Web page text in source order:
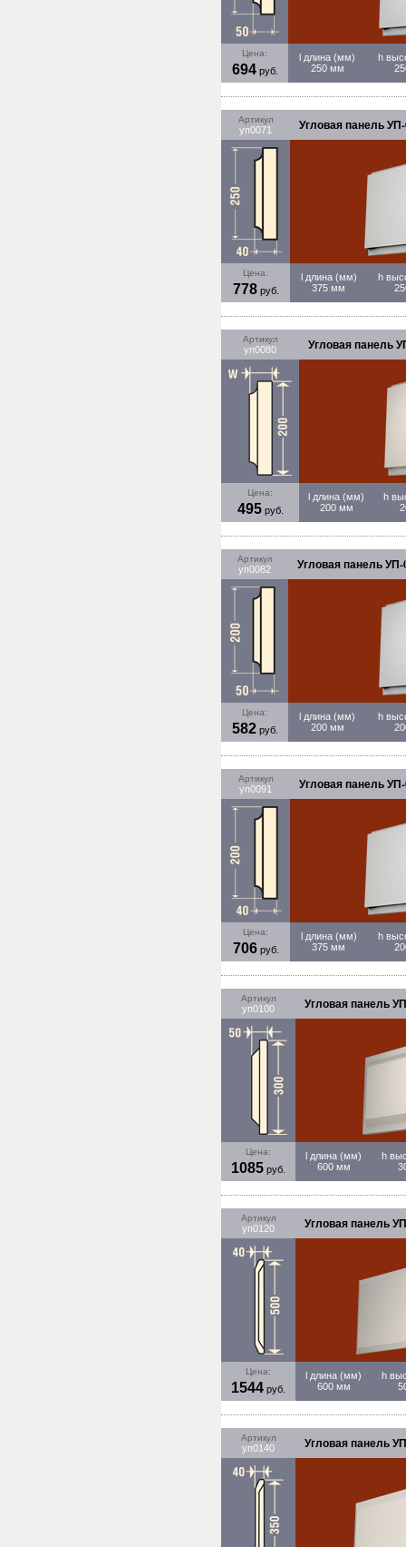
Цена:
694руб.
l длина (мм)
250 мм
h
Артикул
уп0071 Угловая панель УП-
Цена:
778руб.
l длина (мм)
375 мм
h
Артикул
уп0080 Угловая панель
Цена:
495руб.
l длина (мм)
200 мм
h
Артикул
уп0082 Угловая панель УП-
Цена:
582руб.
l длина (мм)
200 мм
h
Артикул
уп0091 Угловая панель УП-
Цена:
706руб.
l длина (мм)
375 мм
h
Артикул
уп0100 Угловая панель
Цена:
1085 руб.
l длина (мм)
600 мм
h
Артикул
уп0120 Угловая панель
Цена:
1544 руб.
l длина (мм)
600 мм
h
Артикул
уп0140 Угловая панель